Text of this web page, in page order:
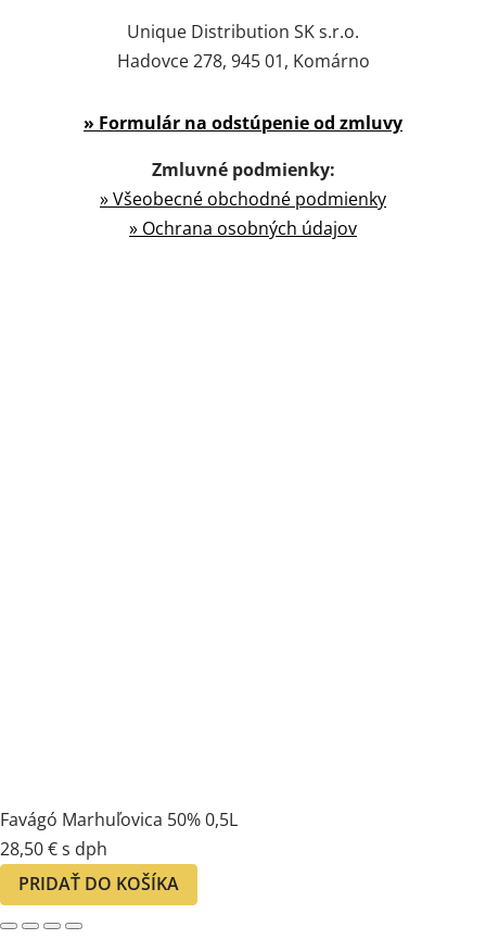
Unique Distribution SK s.r.o.
Hadovce 278, 945 01, Komárno
» Formulár na odstúpenie od zmluvy
Zmluvné podmienky:
» Všeobecné obchodné podmienky
» Ochrana osobných údajov
Favágó Marhuľovica 50% 0,5L
28,50€s dph
PRIDAŤ DO KOŠÍKA